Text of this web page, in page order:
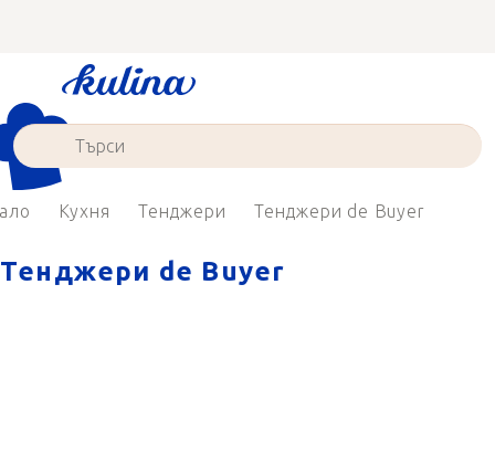
съдържанието
Кухня Тенджери Тенджери de Buyer
Тенджери de Buyer